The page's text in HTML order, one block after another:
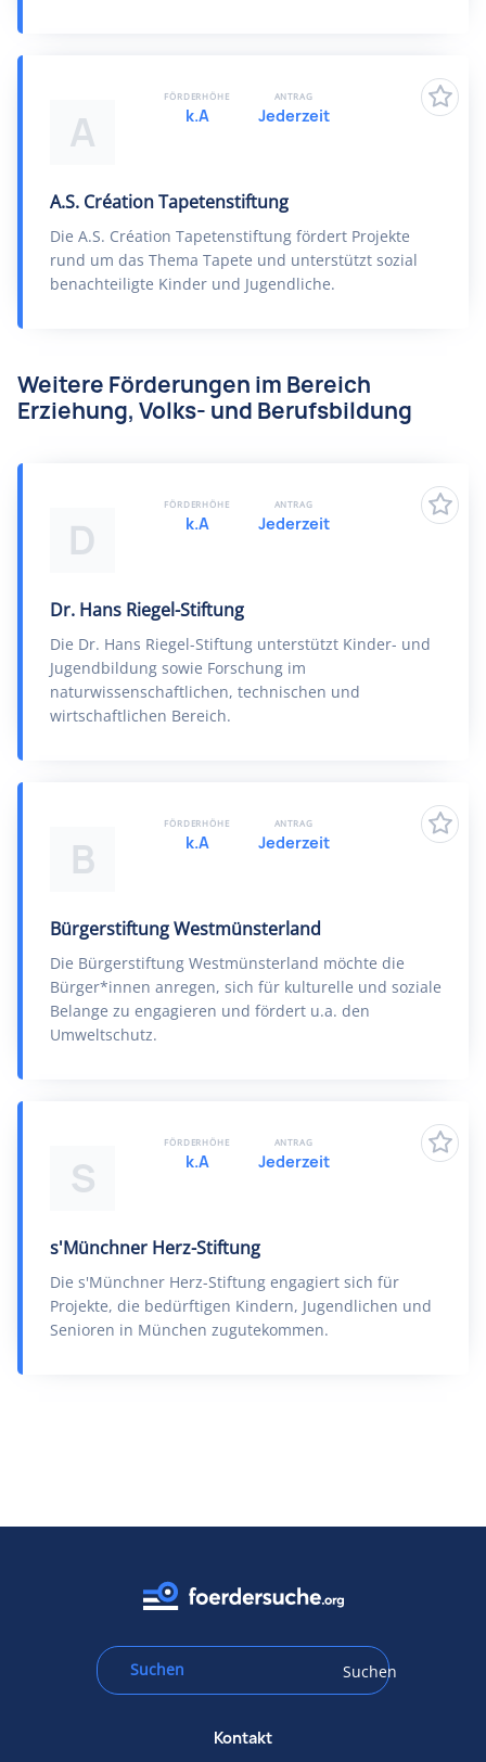
A
A.S. Création Tapetenstiftung
Die A.S. Création Tapetenstiftung fördert Projekte
rund um das Thema Tapete und unterstützt sozial
benachteiligte Kinder und Jugendliche.
FÖRDERHÖHE
k.A
ANTRAG
Jederzeit
Weitere Förderungen im Bereich
Erziehung, Volks- und Berufsbildung
D
Dr. Hans Riegel-Stiftung
Die Dr. Hans Riegel-Stiftung unterstützt Kinder- und
Jugendbildung sowie Forschung im
naturwissenschaftlichen, technischen und
wirtschaftlichen Bereich.
FÖRDERHÖHE
k.A
ANTRAG
Jederzeit
B
Bürgerstiftung Westmünsterland
Die Bürgerstiftung Westmünsterland möchte die
Bürger*innen anregen, sich für kulturelle und soziale
Belange zu engagieren und fördert u.a. den
Umweltschutz.
FÖRDERHÖHE
k.A
ANTRAG
Jederzeit
S
s'Münchner Herz-Stiftung
Die s'Münchner Herz-Stiftung engagiert sich für
Projekte, die bedürftigen Kindern, Jugendlichen und
Senioren in München zugutekommen.
FÖRDERHÖHE
k.A
ANTRAG
Jederzeit
Suchen
Kontakt